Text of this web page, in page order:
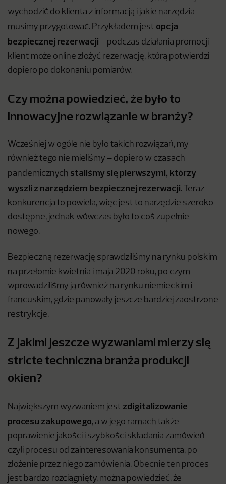
wychodzić do klienta z informacją i jakie narzędzia
musimy przygotować. Przykładem jest opcja
bezpiecznej rezerwacji – podczas działania promocji
klient może online złożyć rezerwację, którą potwierdzi
dopiero po dokonaniu pomiarów.
Czy można powiedzieć, że było to
innowacyjne rozwiązanie w branży?
Wcześniej w ogóle nie było takich rozwiązań, my
również tego nie mieliśmy – dopiero w czasach
pandemicznych staliśmy się pierwszymi, którzy
wyszli z narzędziem bezpiecznej rezerwacji. Teraz
konkurencja to powiela, więc jest to narzędzie szeroko
dostępne, jednak wówczas było to coś zupełnie
nowego.
Bezpieczną rezerwację sprawdziliśmy na rynku polskim
na przełomie kwietnia i maja 2020 roku, po czym
wprowadziliśmy ją również na rynku niemieckim i
francuskim, gdzie panowały jeszcze bardziej zaostrzone
restrykcje.
Z jakimi jeszcze wyzwaniami mierzy się
stricte techniczna branża produkcji
okien?
Największym wyzwaniem jest zdigitalizowanie
procesu zakupowego, a w jego ramach także
poprawienie jakości i szybkości składania zamówień –
czyli procesu od zainteresowania konsumenta, po
złożenie przez niego zamówienia. Obecnie ten proces
jest bardzo rozciągnięty, można powiedzieć, że